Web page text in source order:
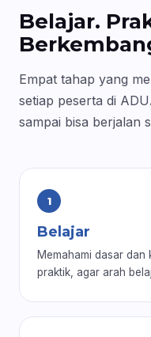
Belajar.
Empat tahap yang
setiap peserta di
sampai bisa berjalan
1
Belajar
Memahami dasar dan
praktik, agar arah